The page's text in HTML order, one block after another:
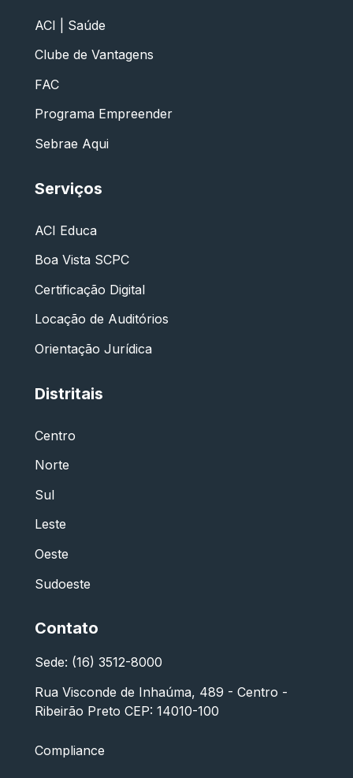
ACI | Saúde
Clube de Vantagens
FAC
Programa Empreender
Sebrae Aqui
Serviços
ACI Educa
Boa Vista SCPC
Certificação Digital
Locação de Auditórios
Orientação Jurídica
Distritais
Centro
Norte
Sul
Leste
Oeste
Sudoeste
Contato
Sede: (16) 3512-8000
Rua Visconde de Inhaúma, 489 - Centro -
Ribeirão Preto CEP: 14010-100
Compliance